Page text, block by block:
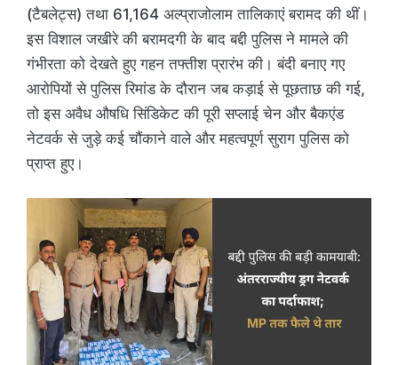
(टैबलेट्स) तथा 61,164 अल्प्राजोलाम तालिकाएं बरामद की थीं।
इस विशाल जखीरे की बरामदगी के बाद बद्दी पुलिस ने मामले की
गंभीरता को देखते हुए गहन तफ्तीश प्रारंभ की। बंदी बनाए गए
आरोपियों से पुलिस रिमांड के दौरान जब कड़ाई से पूछताछ की गई,
तो इस अवैध औषधि सिंडिकेट की पूरी सप्लाई चेन और बैकएंड
नेटवर्क से जुड़े कई चौंकाने वाले और महत्वपूर्ण सुराग पुलिस को
प्राप्त हुए।